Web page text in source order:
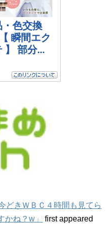
どきＷＢＣ４時間も見てら
ね？w」
first appeared